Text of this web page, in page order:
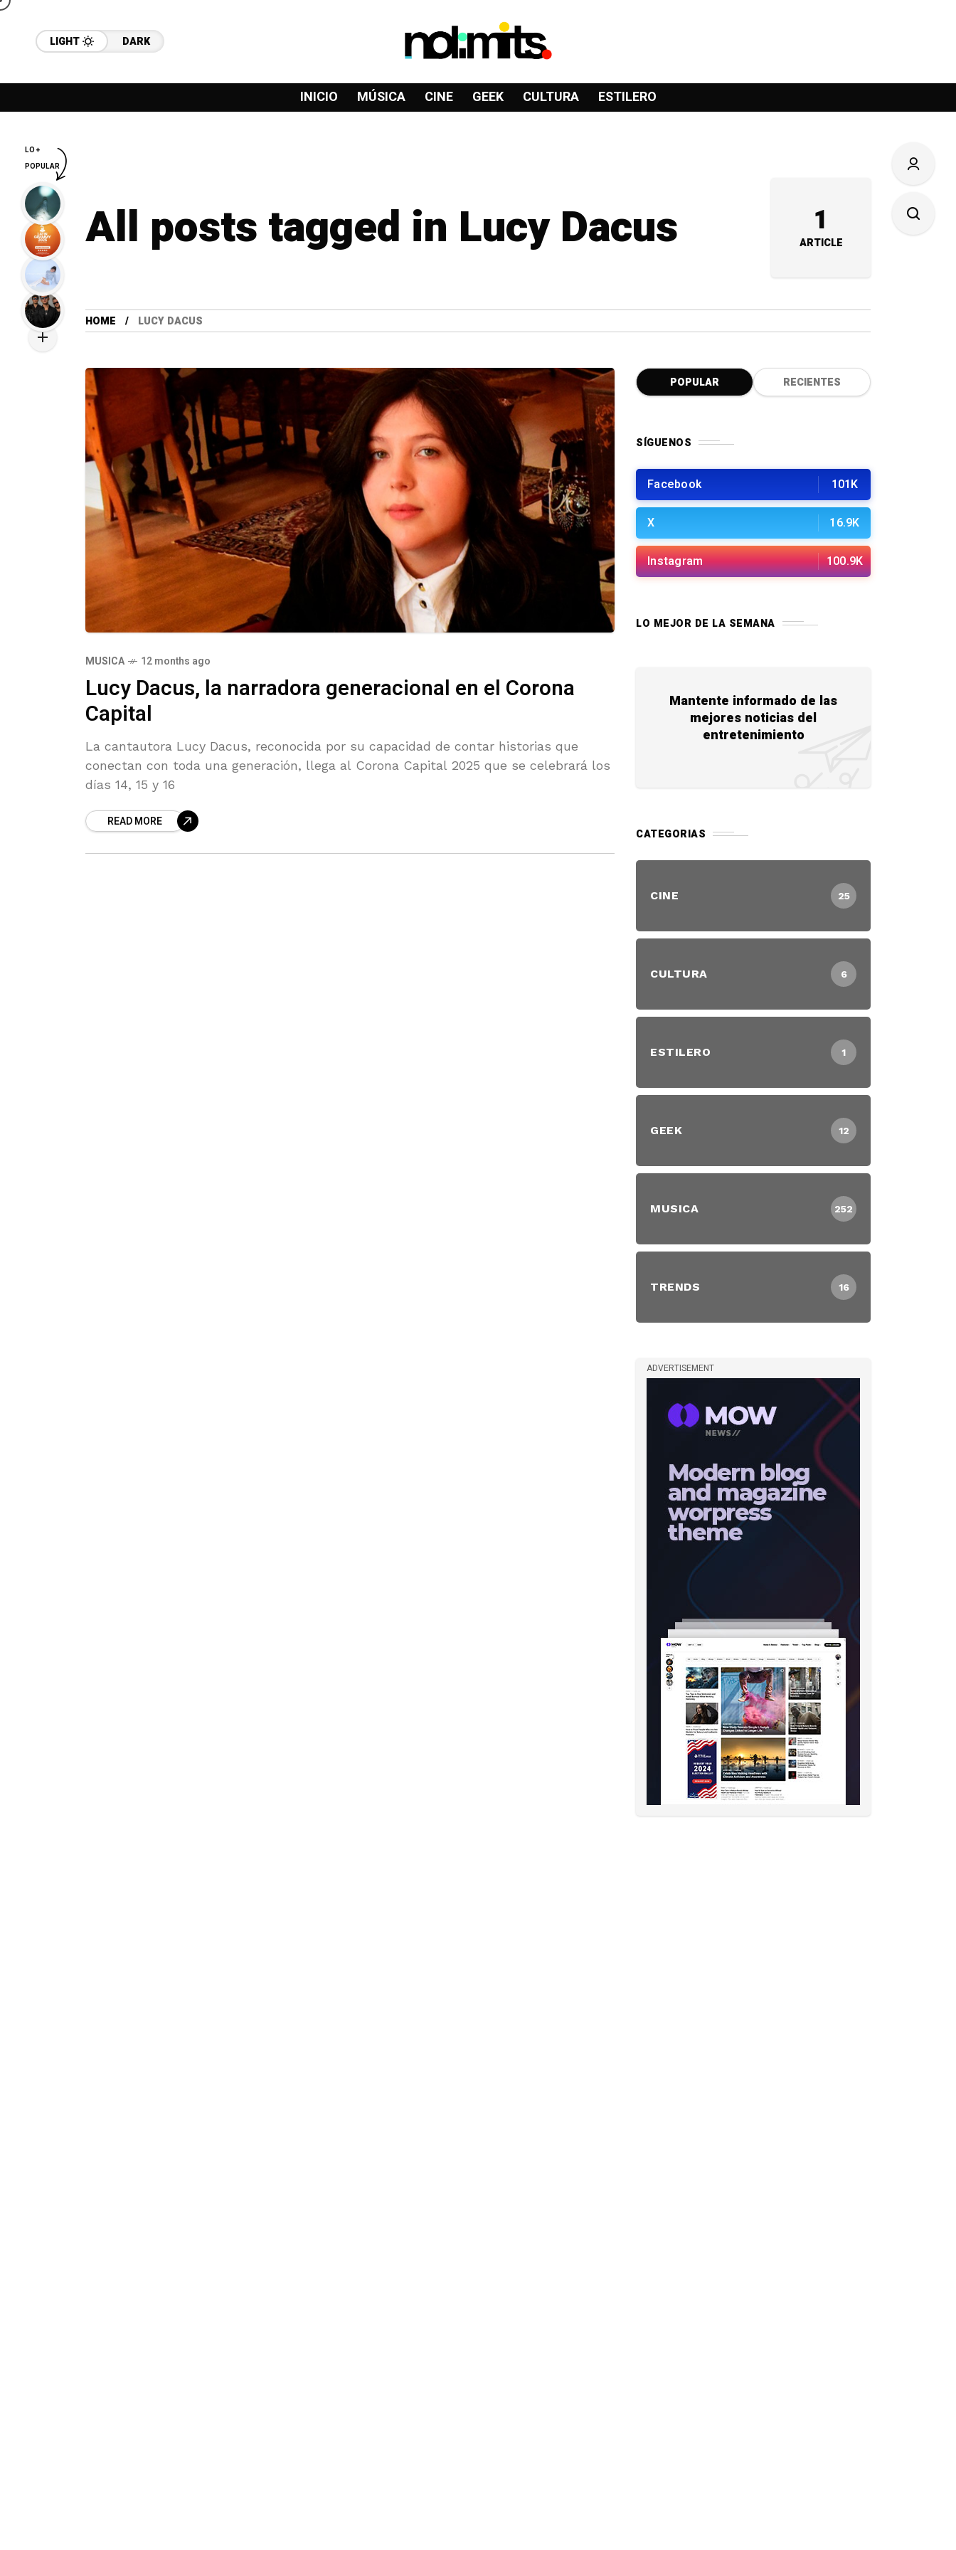
LIGHT DARK
INICIO MÚSICA CINE GEEK CULTURA ESTILERO
All posts tagged in Lucy Dacus 1
ARTICLE
HOME LUCY DACUS
MUSICA 12 months ago
Lucy Dacus, la narradora generacional en el Corona
Capital
La cantautora Lucy Dacus, reconocida por su capacidad de contar historias que
conectan con toda una generación, llega al Corona Capital 2025 que se celebrará los
días 14, 15 y 16
READ MORE
POPULAR RECIENTES
SÍGUENOS
Facebook 101K
X 16.9K
Instagram 100.9K
LO MEJOR DE LA SEMANA
Mantente informado de las
mejores noticias del
entretenimiento
CATEGORIAS
CINE 25
CULTURA 6
ESTILERO 1
GEEK 12
MUSICA 252
TRENDS 16
ADVERTISEMENT
LO +
POPULAR